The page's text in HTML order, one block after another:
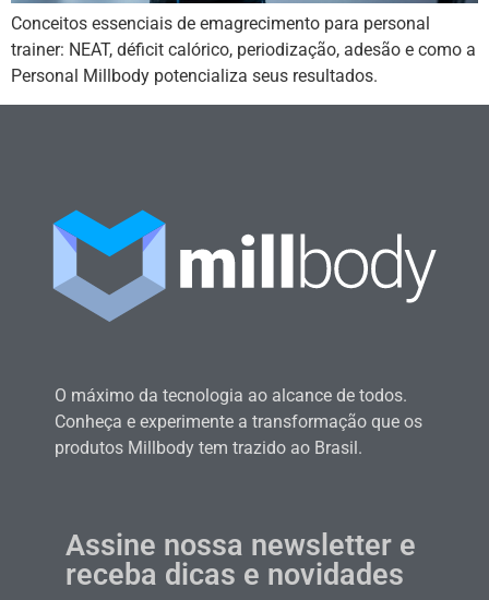
Conceitos essenciais de emagrecimento para personal
trainer: NEAT, déficit calórico, periodização, adesão e como a
Personal Millbody potencializa seus resultados.
O máximo da tecnologia ao alcance de todos.
Conheça e experimente a transformação que os
produtos Millbody tem trazido ao Brasil.
Assine nossa newsletter e
receba dicas e novidades